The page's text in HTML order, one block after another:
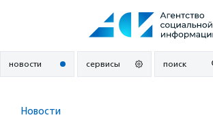
новости сервисы поиск
Новости